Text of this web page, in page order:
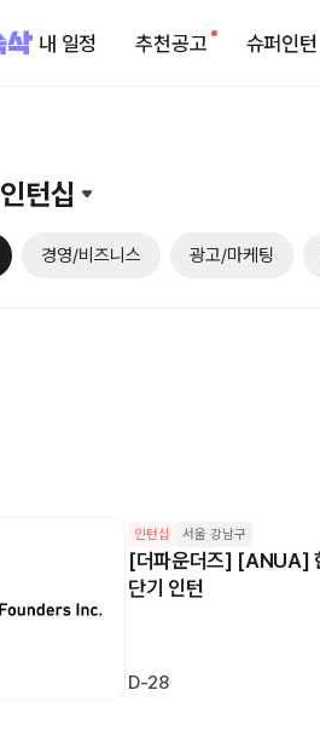
내 일정 추천공고 슈퍼인턴
인턴십
경영/비즈니스 광고/마케팅
인턴십 서울 강남구
[더파운더즈] [ANUA]
단기 인턴
D-28